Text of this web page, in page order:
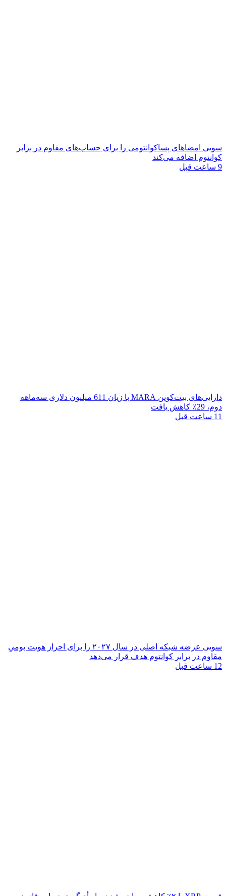
سویی امضاهای پساکوانتومی را برای حساب‌های مقاوم در برابر
کوانتوم اضافه می‌کند
9 ساعت قبل
دارایی‌های بیت‌کوین MARA با زیان 611 میلیون دلاری سه‌ماهه
دوم، 29٪ کاهش یافت
11 ساعت قبل
سویی عرضه شبکه اصلی در سال ۲۰۲۷ را برای احراز هویت بومیِ
مقاوم در برابر کوانتوم هدف قرار می‌دهد
12 ساعت قبل